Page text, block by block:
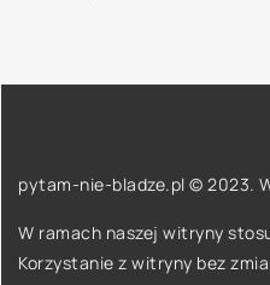
pytam-nie-bladze.pl © 2023.
W ramach naszej witryny
Korzystanie z witryny bez